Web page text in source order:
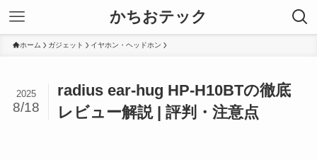
かちおテック
ホーム ガジェット イヤホン・ヘッドホン
radius ear-hug HP-H10BTの徹底
レビュー解説 | 評判・注意点
2025
8/18